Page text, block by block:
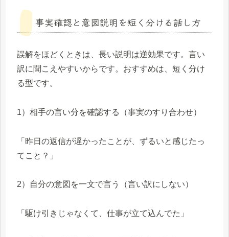
事実確認と意図説明を短く分ける話し方
誤解をほどくときは、長い説明は逆効果です。言い
訳に聞こえやすいからです。おすすめは、短く分け
る型です。
1）相手の言い分を確認する（事実のすり合わせ）
「昨日の返信が遅かったことが、ずるいと感じたっ
てこと？」
2）自分の意図を一文で言う（言い訳にしない）
「駆け引きじゃなくて、仕事が立て込んでた」